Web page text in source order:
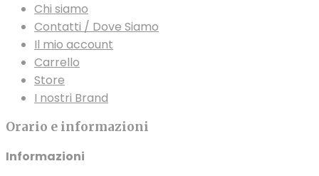
Chi siamo
Contatti / Dove Siamo
Il mio account
Carrello
Store
I nostri Brand
Orario e informazioni
Informazioni